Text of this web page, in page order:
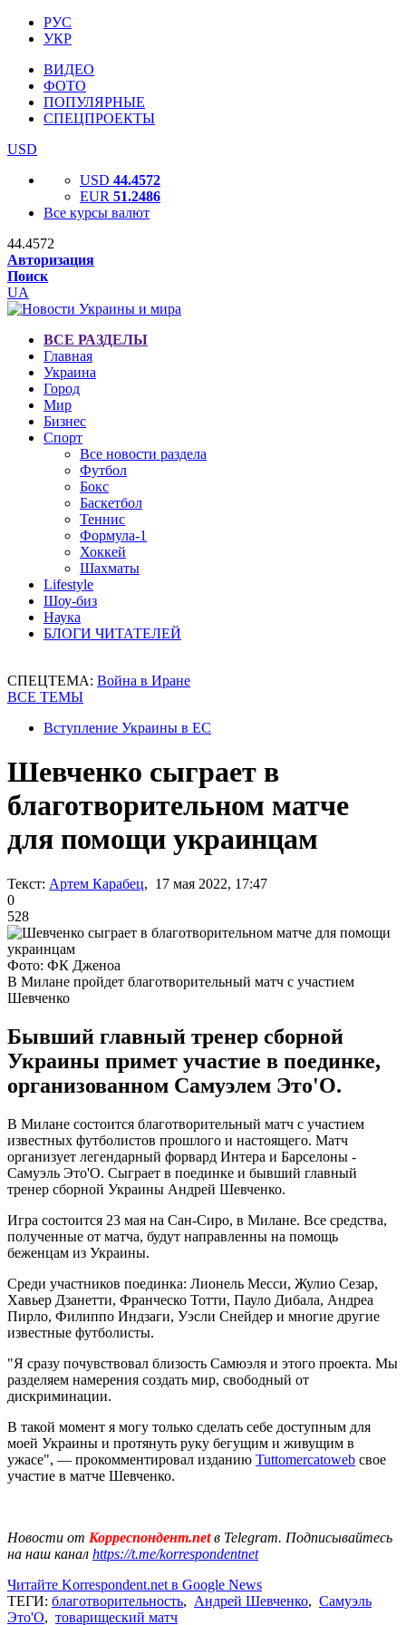
РУС
УКР
ВИДЕО
ФОТО
ПОПУЛЯРНЫЕ
СПЕЦПРОЕКТЫ
USD
USD 44.4572
EUR 51.2486
Все курсы валют
44.4572
Авторизация
Поиск
UA
ВСЕ РАЗДЕЛЫ
Главная
Украина
Город
Мир
Бизнес
Спорт
Все новости раздела
Футбол
Бокс
Баскетбол
Теннис
Формула-1
Хоккей
Шахматы
Lifestyle
Шоу-биз
Наука
БЛОГИ ЧИТАТЕЛЕЙ
СПЕЦТЕМА: Война в Иране
ВСЕ ТЕМЫ
Вступление Украины в ЕС
Шевченко сыграет в
благотворительном матче
для помощи украинцам
Текст: Артем Карабец, 17 мая 2022, 17:47
0
528
Фото: ФК Дженоа
В Милане пройдет благотворительный матч с участием
Шевченко
Бывший главный тренер сборной
Украины примет участие в поединке,
организованном Самуэлем Это'О.
В Милане состоится благотворительный матч с участием
известных футболистов прошлого и настоящего. Матч
организует легендарный форвард Интера и Барселоны -
Самуэль Это'О. Сыграет в поединке и бывший главный
тренер сборной Украины Андрей Шевченко.
Игра состоится 23 мая на Сан-Сиро, в Милане. Все средства,
полученные от матча, будут направленны на помощь
беженцам из Украины.
Среди участников поединка: Лионель Месси, Жулио Сезар,
Хавьер Дзанетти, Франческо Тотти, Пауло Дибала, Андреа
Пирло, Филиппо Индзаги, Уэсли Снейдер и многие другие
известные футболисты.
"Я сразу почувствовал близость Самюэля и этого проекта. Мы
разделяем намерения создать мир, свободный от
дискриминации.
В такой момент я могу только сделать себе доступным для
моей Украины и протянуть руку бегущим и живущим в
ужасе", — прокомментировал изданию Tuttomercatoweb свое
участие в матче Шевченко.
Новости от Корреспондент.netв Telegram. Подписывайтесь
на наш канал https://t.me/korrespondentnet
Читайте Korrespondent.net в Google News
ТЕГИ: благотворительность, Андрей Шевченко, Самуэль
Это'О, товарищеский матч